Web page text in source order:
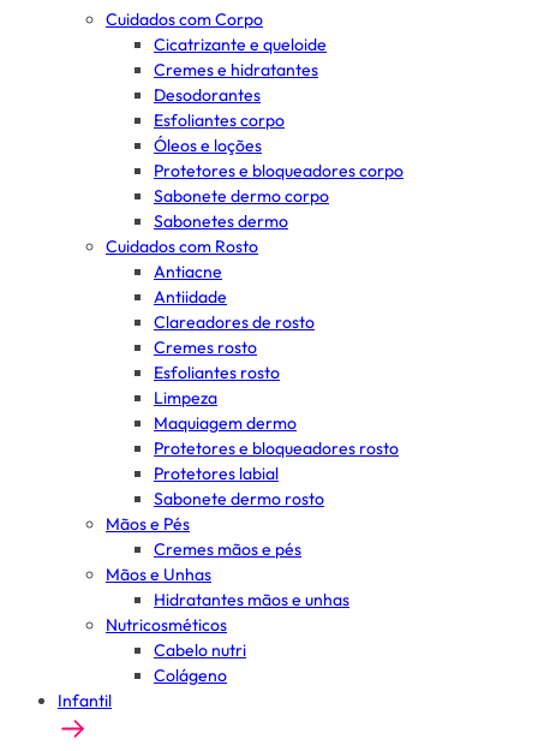
Cuidados com Corpo
Cicatrizante e queloide
Cremes e hidratantes
Desodorantes
Esfoliantes corpo
Óleos e loções
Protetores e bloqueadores corpo
Sabonete dermo corpo
Sabonetes dermo
Cuidados com Rosto
Antiacne
Antiidade
Clareadores de rosto
Cremes rosto
Esfoliantes rosto
Limpeza
Maquiagem dermo
Protetores e bloqueadores rosto
Protetores labial
Sabonete dermo rosto
Mãos e Pés
Cremes mãos e pés
Mãos e Unhas
Hidratantes mãos e unhas
Nutricosméticos
Cabelo nutri
Colágeno
Infantil